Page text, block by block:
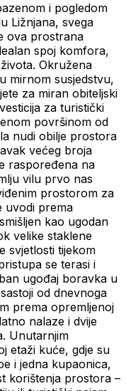
i pogledom
Ližnjana, svega
ova prostrana
spoj komfora,
Okružena
mirnom susjedstvu,
za miran obiteljski
za turistički
površinom od
nudi obilje prostora
većeg broja
raspoređena na
vilu prvo nas
prostorom za
uvodi prema
kao ugodan
velike staklene
svjetlosti tijekom
se terasi i
ugođaj boravka u
od dnevnoga
prema opremljenoj
nalaze i dvije
Unutarnjim
etaži kuće, gdje su
i jedna kupaonica,
korištenja prostora –